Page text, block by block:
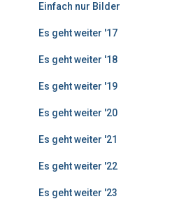
Einfach nur Bilder
Es geht weiter '17
Es geht weiter '18
Es geht weiter '19
Es geht weiter '20
Es geht weiter '21
Es geht weiter '22
Es geht weiter '23